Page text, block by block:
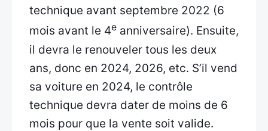
technique avant septembre 2022 (6
mois avant le 4e anniversaire). Ensuite,
il devra le renouveler tous les deux
ans, donc en 2024, 2026, etc. S’il vend
sa voiture en 2024, le contrôle
technique devra dater de moins de 6
mois pour que la vente soit valide.